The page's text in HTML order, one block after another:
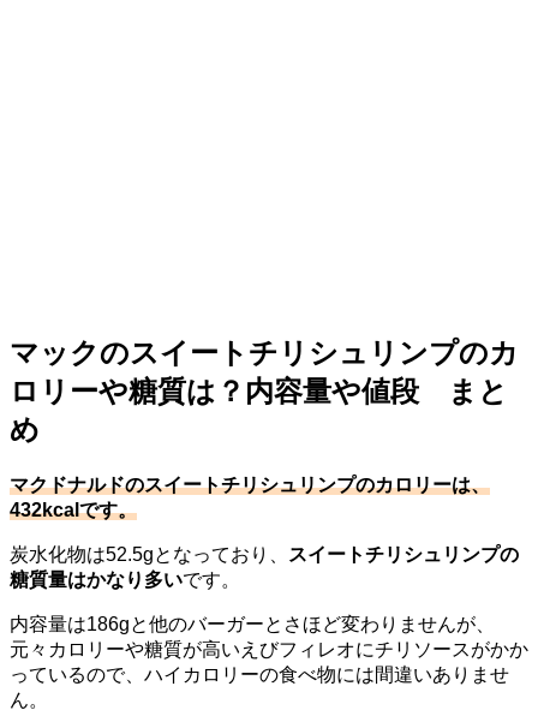
マックのスイートチリシュリンプのカ
ロリーや糖質は？内容量や値段 まと
め
マクドナルドのスイートチリシュリンプのカロリーは、
432kcalです。
炭水化物は52.5gとなっており、
スイートチリシュリンプの
糖質量はかなり多いです。
内容量は186gと他のバーガーとさほど変わりませんが、
元々カロリーや糖質が高いえびフィレオにチリソースがかか
っているので、ハイカロリーの食べ物には間違いありませ
ん。